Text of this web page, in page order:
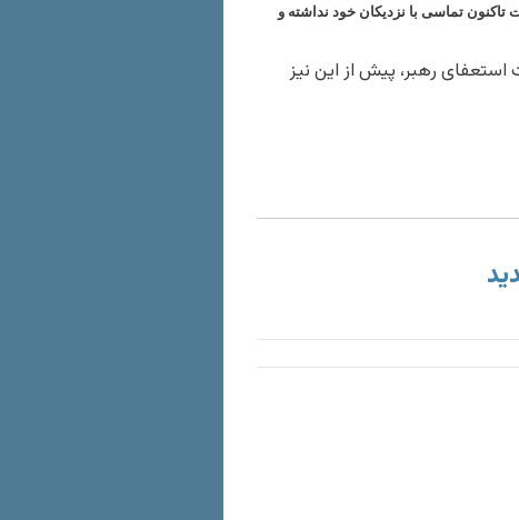
تاکنون تماسی با نزدیکان خود نداشته و
استعفای رهبر، پیش از این نیز